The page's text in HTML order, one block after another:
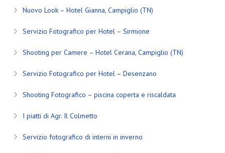
Nuovo Look – Hotel Gianna, Campiglio (TN)
Servizio Fotografico per Hotel – Sirmione
Shooting per Camere – Hotel Cerana, Campiglio (TN)
Servizio Fotografico per Hotel – Desenzano
Shooting Fotografico – piscina coperta e riscaldata
I piatti di Agr. Il Colmetto
Servizio fotografico di interni in inverno